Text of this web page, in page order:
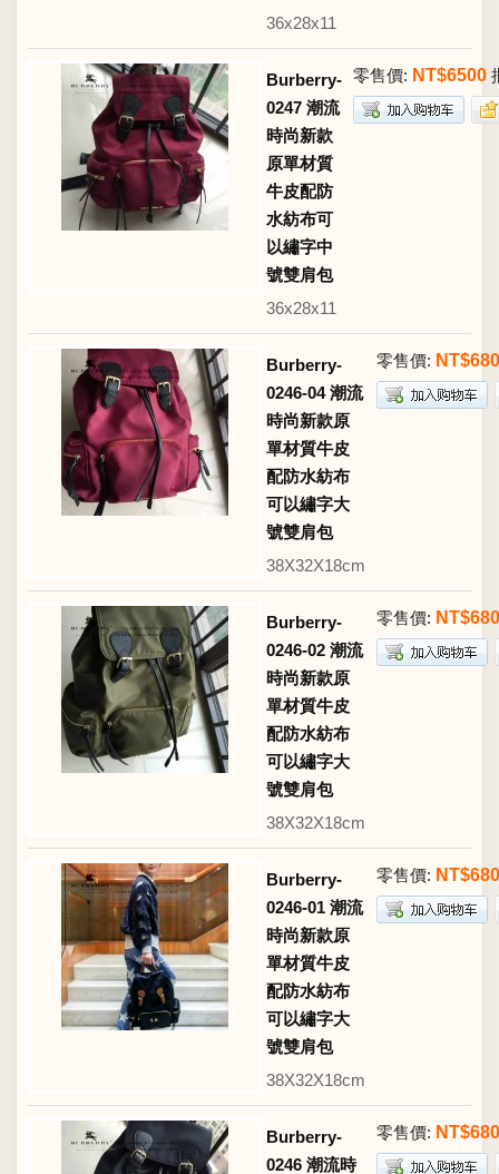
36x28x11
Burberry-
0247 潮流
時尚新款
原單材質
牛皮配防
水紡布可
以繡字中
號雙肩包
36x28x11
零售價: NT$6500
Burberry-
0246-04 潮流
時尚新款原
單材質牛皮
配防水紡布
可以繡字大
號雙肩包
38X32X18cm
零售價:
Burberry-
0246-02 潮流
時尚新款原
單材質牛皮
配防水紡布
可以繡字大
號雙肩包
38X32X18cm
零售價:
Burberry-
0246-01 潮流
時尚新款原
單材質牛皮
配防水紡布
可以繡字大
號雙肩包
38X32X18cm
零售價:
Burberry-
0246 潮流時
零售價: